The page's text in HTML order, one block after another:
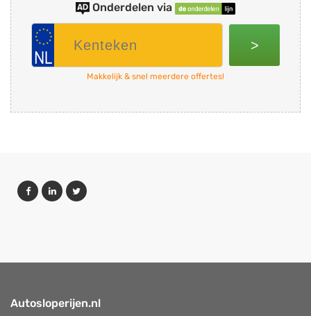
Onderdelen via
>
Makkelijk & snel meerdere offertes!
Autosloperijen.nl